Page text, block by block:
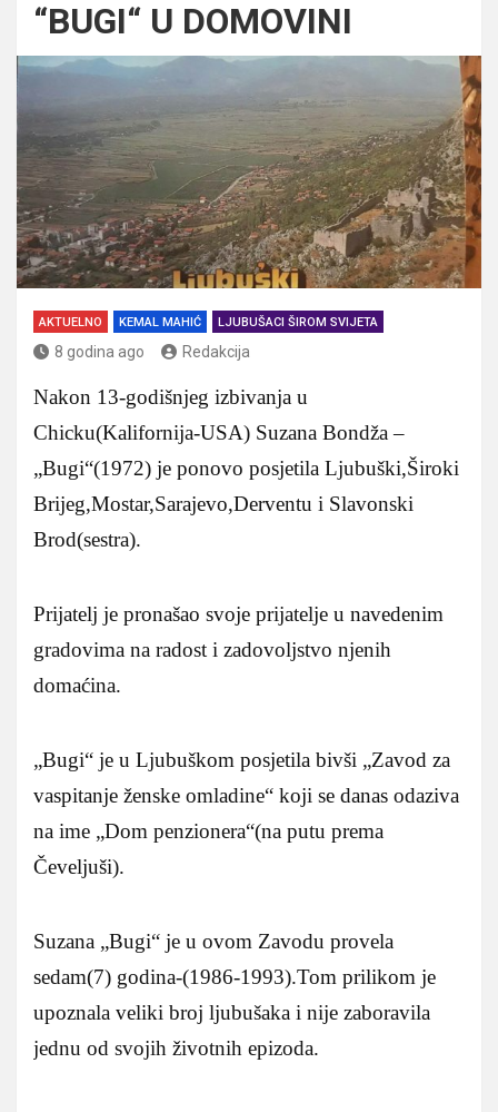
“BUGI“ U DOMOVINI
AKTUELNO KEMAL MAHIĆ LJUBUŠACI ŠIROM SVIJETA
8 godina ago Redakcija
Nakon 13-godišnjeg izbivanja u
Chicku(Kalifornija-USA) Suzana Bondža –
„Bugi“(1972) je ponovo posjetila Ljubuški,Široki
Brijeg,Mostar,Sarajevo,Derventu i Slavonski
Brod(sestra).
Prijatelj je pronašao svoje prijatelje u navedenim
gradovima na radost i zadovoljstvo njenih
domaćina.
„Bugi“ je u Ljubuškom posjetila bivši „Zavod za
vaspitanje ženske omladine“ koji se danas odaziva
na ime „Dom penzionera“(na putu prema
Čeveljuši).
Suzana „Bugi“ je u ovom Zavodu provela
sedam(7) godina-(1986-1993).Tom prilikom je
upoznala veliki broj ljubušaka i nije zaboravila
jednu od svojih životnih epizoda.